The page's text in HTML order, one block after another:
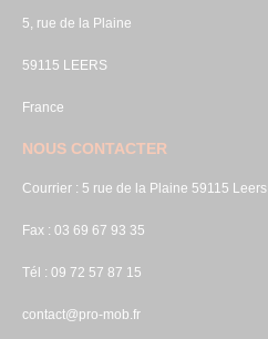
5, rue de la Plaine
59115 LEERS
France
NOUS CONTACTER
Courrier : 5 rue de la Plaine 59115 Leers
Fax : 03 69 67 93 35
Tél : 09 72 57 87 15
contact@pro-mob.fr